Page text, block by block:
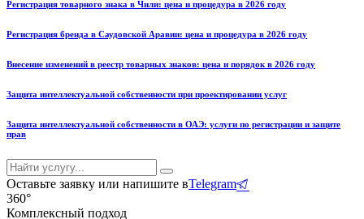
Регистрация товарного знака в Чили: цена и процедура в 2026 году
Регистрация бренда в Саудовской Аравии: цена и процедура в 2026 году
Внесение изменений в реестр товарных знаков: цена и порядок в 2026 году
Защита интеллектуальной собственности при проектировании услуг
Защита интеллектуальной собственности в ОАЭ: услуги по регистрации и защите
прав
Оставьте заявку или напишите вTelegram
360°
Комплексный подход